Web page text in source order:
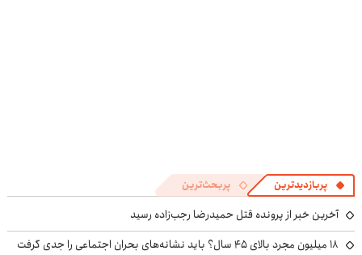
پربازدیدترین پربحث‌ترین
آخرین خبر از پرونده قتل حمیدرضا رجب‌زاده رسید
۱۸ میلیون مجرد بالای ۴۵ سال؟ باید نشانه‌های بحران اجتماعی را جدی گرفت